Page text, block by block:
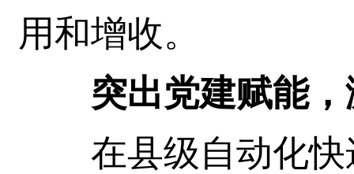
用和增收。
突出党建赋能，
在县级自动化快